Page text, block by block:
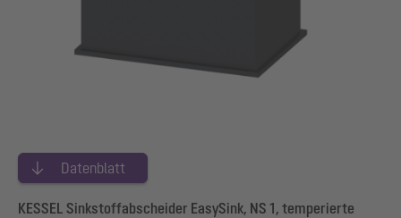
Datenblatt
KESSEL Sinkstoffabscheider EasySink, NS 1, temperierte